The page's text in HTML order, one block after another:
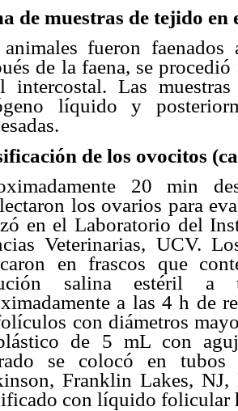
de muestras de tejido en
fueron
de la faena, se
intercostal. Las
líquido y
de los ovocitos
20 min
los ovarios para
en el Laboratorio del
Veterinarias, UCV.
en frascos que
salina estéril a
a las 4 h de
con diámetros
de 5 mL con
se colocó en
Franklin Lakes,
con líquido folicular